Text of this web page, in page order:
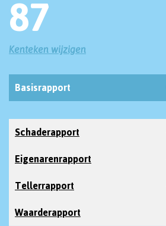
87
Kenteken wijzigen
Basisrapport
Schaderapport
Eigenarenrapport
Tellerrapport
Waarderapport